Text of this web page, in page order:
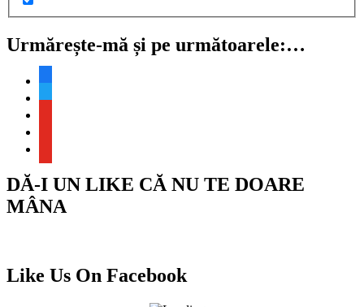
Urmărește-mă și pe următoarele:…
DĂ-I UN LIKE CĂ NU TE DOARE
MÂNA
Like Us On Facebook